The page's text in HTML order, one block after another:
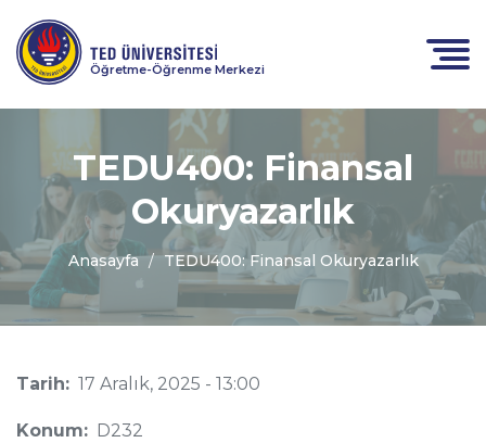
Öğretme-Öğrenme Merkezi
TEDU400: Finansal
Okuryazarlık
Anasayfa TEDU400: Finansal Okuryazarlık
Tarih: 17 Aralık, 2025 - 13:00
Konum: D232